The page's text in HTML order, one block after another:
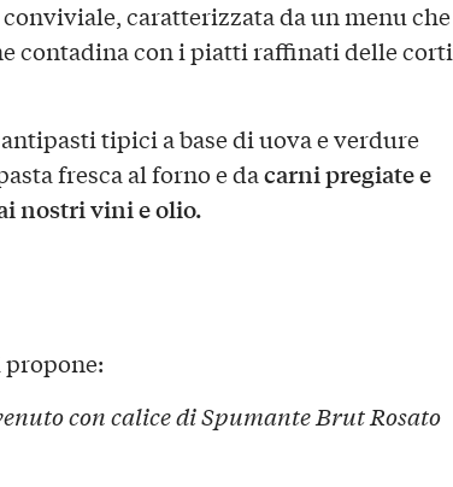
caratterizzata da un menu che
contadina con i piatti raffinati delle corti
tipici a base di uova e verdure
fresca al forno e dacarni pregiate e
nostri vini e olio.
con calice di Spumante Brut Rosato